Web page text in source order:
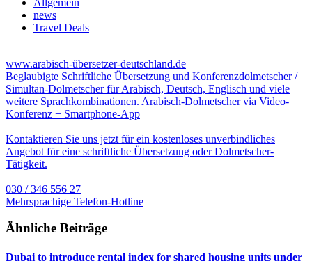
news
Travel Deals
www.arabisch-übersetzer-deutschland.de
Beglaubigte Schriftliche Übersetzung und Konferenzdolmetscher /
Simultan-Dolmetscher für Arabisch, Deutsch, Englisch und viele
weitere Sprachkombinationen. Arabisch-Dolmetscher via Video-
Konferenz + Smartphone-App
Kontaktieren Sie uns jetzt für ein kostenloses unverbindliches
Angebot für eine schriftliche Übersetzung oder Dolmetscher-
Tätigkeit.
030 / 346 556 27
Mehrsprachige Telefon-Hotline
Ähnliche Beiträge
Dubai to introduce rental index for shared housing units under